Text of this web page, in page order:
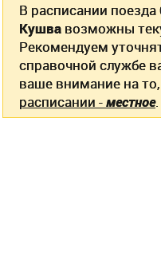
В расписании поезда
Кушва возможны
Рекомендуем
справочной службе
ваше внимание на то,
расписании -местное.